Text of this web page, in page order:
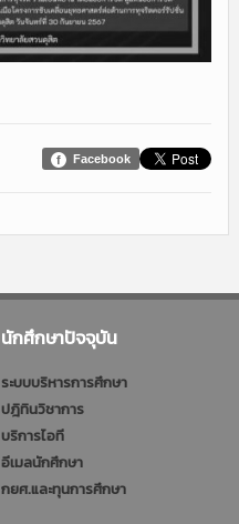
Facebook
นักศึกษาปัจจุบัน
ระบบบริหารการศึกษา
ปฎิทินวิชาการ
บริการไอที
อีเมลนักศึกษา
กยศ.และทุนการศึกษา